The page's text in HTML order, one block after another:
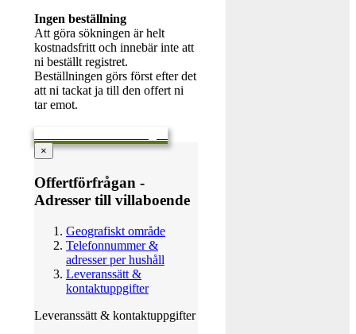
Ingen beställning
Att göra sökningen är helt
kostnadsfritt och innebär inte att
ni beställt registret.
Beställningen görs först efter det
att ni tackat ja till den offert ni
tar emot.
×
Offertförfrågan -
Adresser till villaboende
Geografiskt område
Telefonnummer &
adresser per hushåll
Leveranssätt &
kontaktuppgifter
Leveranssätt & kontaktuppgifter